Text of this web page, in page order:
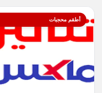
أطقم محجبات